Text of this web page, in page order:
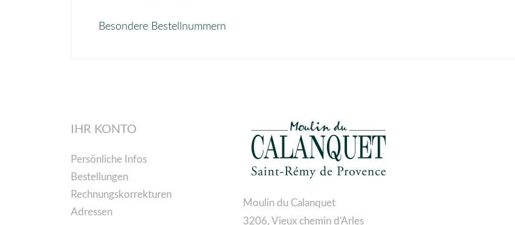
Besondere Bestellnummern
IHR KONTO
Persönliche Infos
Bestellungen
Rechnungskorrekturen
Adressen
Moulin du Calanquet
3206, Vieux chemin d'Arles